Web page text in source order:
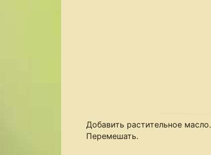
Добавить растительное масло.
Перемешать.